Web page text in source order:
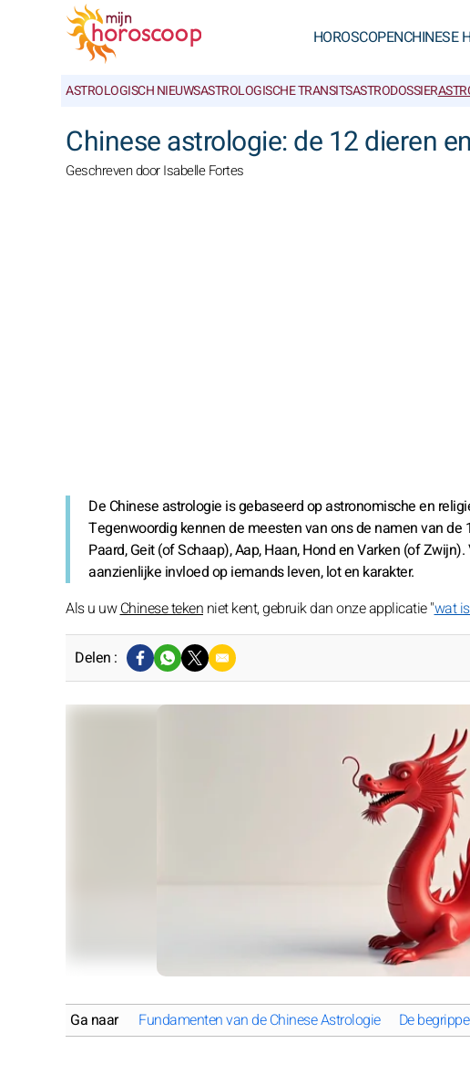
HOROSCOPENCHINESE
ASTROLOGISCH NIEUWSASTROLOGISCHE TRANSITSASTRODOSSIER
Chinese astrologie: de 12 dieren
Geschreven door Isabelle Fortes
De Chinese astrologie is gebaseerd op astronomische en
Tegenwoordig kennen de meesten van ons de namen van de
Paard, Geit (of Schaap), Aap, Haan, Hond en Varken (of
aanzienlijke invloed op iemands leven, lot en karakter.
Als u uwChinese teken niet kent, gebruik dan onze applicatie "wat
Delen :
Ga naar Fundamenten van de Chinese Astrologie De